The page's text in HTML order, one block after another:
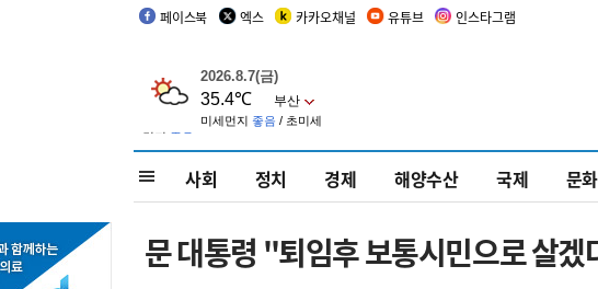
페이스북 엑스 카카오채널 유튜브 인스타그램
사회 정치 경제 해양수산 국제 문화
문 대통령 "퇴임후 보통시민으로 살